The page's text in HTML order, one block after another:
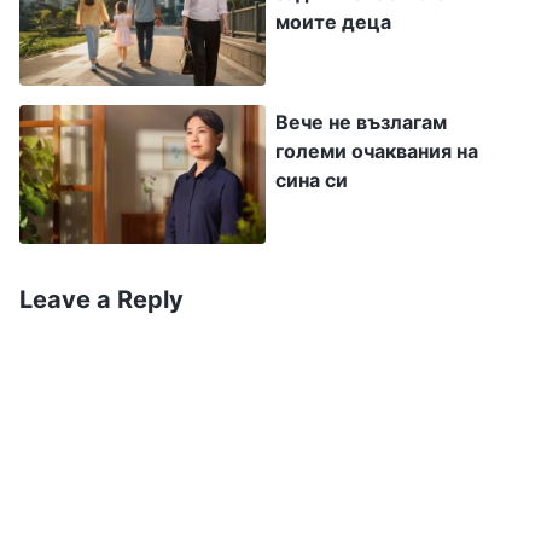
толкова сурово — как щеше да се справи в
обществото без добро образование или
умения? Всички деца работеха усилено и не
можех да позволя на дъщеря си да се
отпуска. Ако не иска по-късно да е последна
дупка на кавала, трябваше да работи усилено
стриктно и да поема отговорност. Просто се
моите деца
Вече не възлагам
големи очаквания на
сина си
Leave a Reply